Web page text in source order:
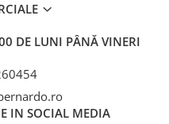
DE LUNI PÂNĂ VINERI
IN SOCIAL MEDIA